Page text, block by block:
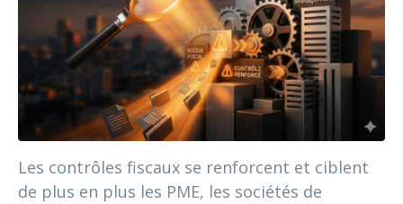
Les contrôles fiscaux se renforcent et ciblent
de plus en plus les PME, les sociétés de